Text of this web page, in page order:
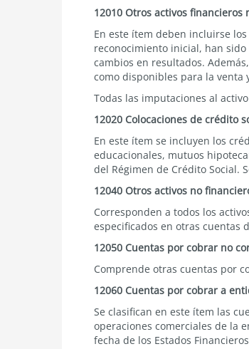
12010 Otros activos financieros
En este ítem deben incluirse
reconocimiento inicial, han
cambios en resultados.
como disponibles para la venta
Todas las imputaciones al
12020 Colocaciones de crédito
En este ítem se incluyen los
educacionales, mutuos
del Régimen de Crédito Social.
12040 Otros activos no
Corresponden a todos los
especificados en otras cuentas
12050 Cuentas por cobrar no
Comprende otras cuentas por
12060 Cuentas por cobrar a
Se clasifican en este ítem las
operaciones comerciales de la
fecha de los Estados